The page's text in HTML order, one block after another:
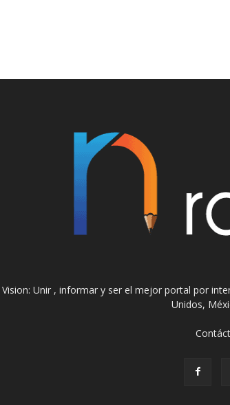
Vision: Unir , informar y ser el mejor portal por
Unidos,